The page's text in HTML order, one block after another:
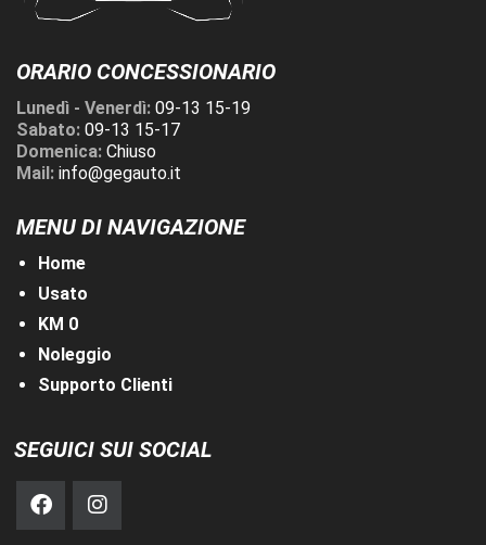
ORARIO CONCESSIONARIO
Lunedì - Venerdì: 09-13 15-19
Sabato: 09-13 15-17
Domenica: Chiuso
Mail: info@gegauto.it
MENU DI NAVIGAZIONE
Home
Usato
KM 0
Noleggio
Supporto Clienti
SEGUICI SUI SOCIAL